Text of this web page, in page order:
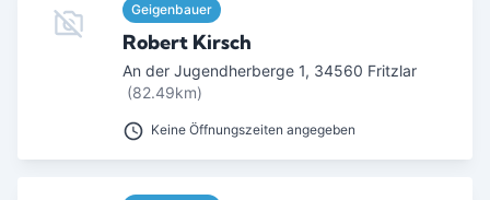
Geigenbauer
Robert Kirsch
An der Jugendherberge 1, 34560 Fritzlar
(82.49km)
Keine Öffnungszeiten angegeben